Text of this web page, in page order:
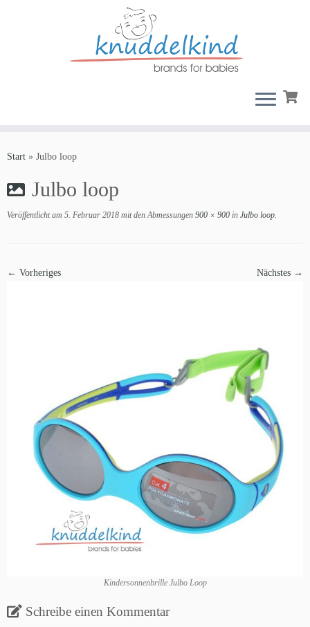
Inhalt
Start » Julbo loop
Julbo loop
Veröffentlicht am 5. Februar 2018 mit den Abmessungen 900 × 900 in Julbo loop.
← Vorheriges Nächstes →
Kindersonnenbrille Julbo Loop
Schreibe einen Kommentar